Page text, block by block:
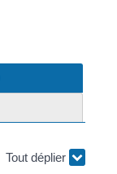
Tout déplier